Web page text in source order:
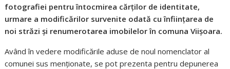
fotografiei pentru întocmirea cărților de identitate,
urmare a modificărilor survenite odată cu înființarea de
noi străzi și renumerotarea imobilelor în comuna Viișoara.
Având în vedere modificările aduse de noul nomenclator al
comunei sus menționate, se pot prezenta pentru depunerea